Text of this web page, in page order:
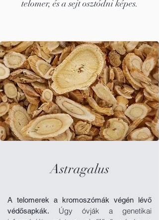
telomer, és a sejt osztódni képes.
Astragalus
A telomerek a kromoszómák végén lévő
védősapkák.
Úgy óvják a genetikai